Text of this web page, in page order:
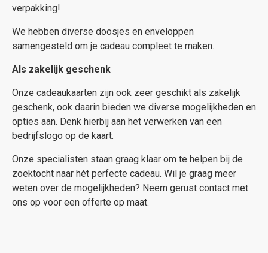
verpakking!
We hebben diverse doosjes en enveloppen
samengesteld om je cadeau compleet te maken.
Als zakelijk geschenk
Onze cadeaukaarten zijn ook zeer geschikt als zakelijk
geschenk, ook daarin bieden we diverse mogelijkheden en
opties aan. Denk hierbij aan het verwerken van een
bedrijfslogo op de kaart.
Onze specialisten staan graag klaar om te helpen bij de
zoektocht naar hét perfecte cadeau. Wil je graag meer
weten over de mogelijkheden? Neem gerust contact met
ons op voor een offerte op maat.